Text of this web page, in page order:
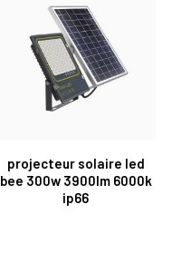
projecteur solaire led
bee 300w 3900lm 6000k
ip66